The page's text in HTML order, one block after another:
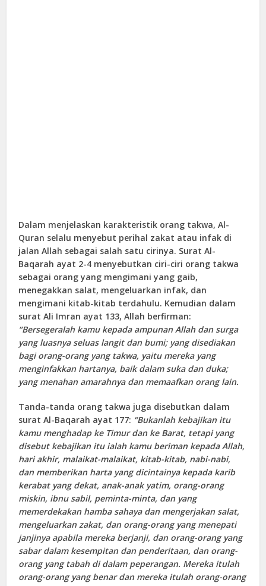
Dalam menjelaskan karakteristik orang takwa, Al-
Quran selalu menyebut perihal zakat atau infak di
jalan Allah sebagai salah satu cirinya. Surat Al-
Baqarah ayat 2-4 menyebutkan ciri-ciri orang takwa
sebagai orang yang mengimani yang gaib,
menegakkan salat, mengeluarkan infak, dan
mengimani kitab-kitab terdahulu. Kemudian dalam
surat Ali Imran ayat 133, Allah berfirman:
“Bersegeralah kamu kepada ampunan Allah dan surga
yang luasnya seluas langit dan bumi; yang disediakan
bagi orang-orang yang takwa, yaitu mereka yang
menginfakkan hartanya, baik dalam suka dan duka;
yang menahan amarahnya dan memaafkan orang lain.
Tanda-tanda orang takwa juga disebutkan dalam
surat Al-Baqarah ayat 177: “Bukanlah kebajikan itu
kamu menghadap ke Timur dan ke Barat, tetapi yang
disebut kebajikan itu ialah kamu beriman kepada Allah,
hari akhir, malaikat-malaikat, kitab-kitab, nabi-nabi,
dan memberikan harta yang dicintainya kepada karib
kerabat yang dekat, anak-anak yatim, orang-orang
miskin, ibnu sabil, peminta-minta, dan yang
memerdekakan hamba sahaya dan mengerjakan salat,
mengeluarkan zakat, dan orang-orang yang menepati
janjinya apabila mereka berjanji, dan orang-orang yang
sabar dalam kesempitan dan penderitaan, dan orang-
orang yang tabah di dalam peperangan. Mereka itulah
orang-orang yang benar dan mereka itulah orang-orang